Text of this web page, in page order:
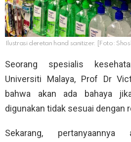
Ilustrasi deretan hand sanitizer. [Foto:
Seorang spesialis
Universiti Malaya, Prof Dr
bahwa akan ada bahaya
digunakan tidak sesuai dengan
Sekarang,